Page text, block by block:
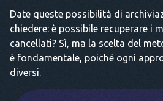
Date queste possibilità di
chiedere: è possibile recuperare i
cancellati? Sì, ma la scelta del
è fondamentale, poiché ogni
diversi.